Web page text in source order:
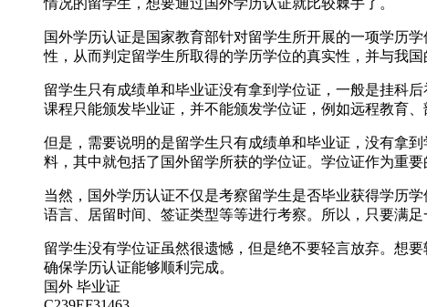
情况的留学生，想要通过国外学历认证就比较棘手了。
国外学历认证是国家教育部针对留学生所开展的一项学历
性，从而判定留学生所取得的学历学位的真实性，并与我
留学生只有成绩单和毕业证没有拿到学位证，一般是挂科
课程只能颁发毕业证，并不能颁发学位证，例如远程教育、
但是，需要说明的是留学生只有成绩单和毕业证，没有拿
料，其中就包括了国外留学所获的学位证。学位证作为重
当然，国外学历认证不仅是考察留学生是否毕业获得学历
语言、居留时间、签证类型等等进行考察。所以，只要满
留学生没有学位证虽然很遗憾，但是绝不要轻言放弃。想
确保学历认证能够顺利完成。
国外 毕业证